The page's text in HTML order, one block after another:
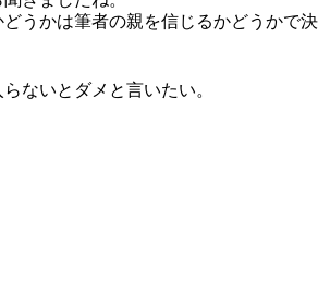
うかは筆者の親を信じるかどうかで決
ないとダメと言いたい。